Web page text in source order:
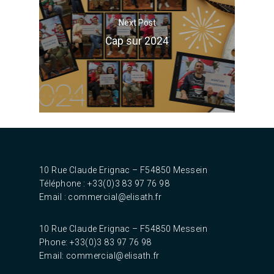
Next Post
Cap sur 2024
10 Rue Claude Erignac – F54850 Messein‎
Téléphone : +33(0)3 83 97 76 98
Email : commercial@elisath.fr
10 Rue Claude Erignac – F54850 Messein‎
Phone: +33(0)3 83 97 76 98
Email: commercial@elisath.fr